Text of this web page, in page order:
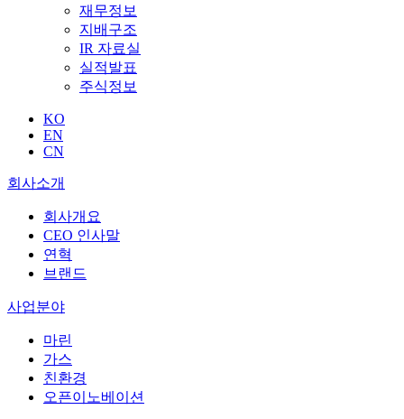
재무정보
지배구조
IR 자료실
실적발표
주식정보
KO
EN
CN
회사소개
회사개요
CEO 인사말
연혁
브랜드
사업분야
마린
가스
친환경
오픈이노베이션